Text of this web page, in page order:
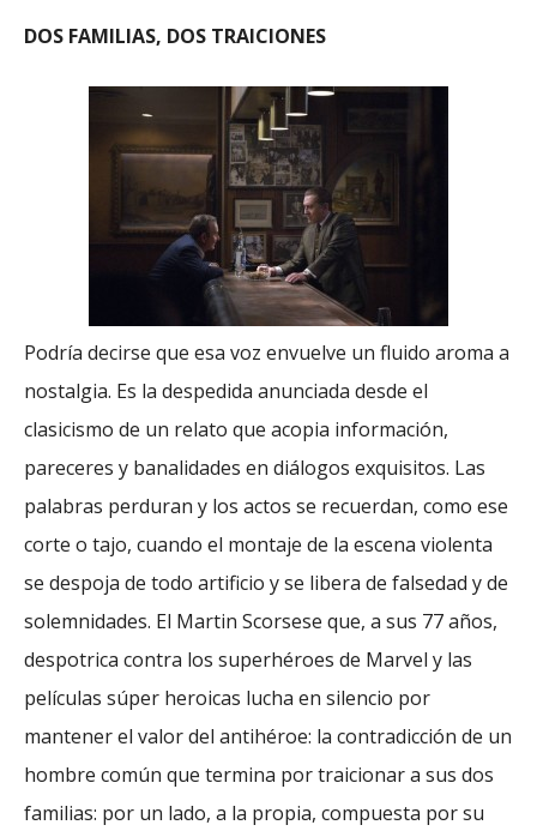
DOS FAMILIAS, DOS TRAICIONES
Podría decirse que esa voz envuelve un fluido aroma a
nostalgia. Es la despedida anunciada desde el
clasicismo de un relato que acopia información,
pareceres y banalidades en diálogos exquisitos. Las
palabras perduran y los actos se recuerdan, como ese
corte o tajo, cuando el montaje de la escena violenta
se despoja de todo artificio y se libera de falsedad y de
solemnidades. El Martin Scorsese que, a sus 77 años,
despotrica contra los superhéroes de Marvel y las
películas súper heroicas lucha en silencio por
mantener el valor del antihéroe: la contradicción de un
hombre común que termina por traicionar a sus dos
familias: por un lado, a la propia, compuesta por su